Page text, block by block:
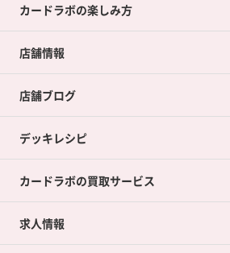
カードラボの楽しみ方
店舗情報
店舗ブログ
デッキレシピ
カードラボの買取サービス
カードラボの買取サービスTOP
求人情報